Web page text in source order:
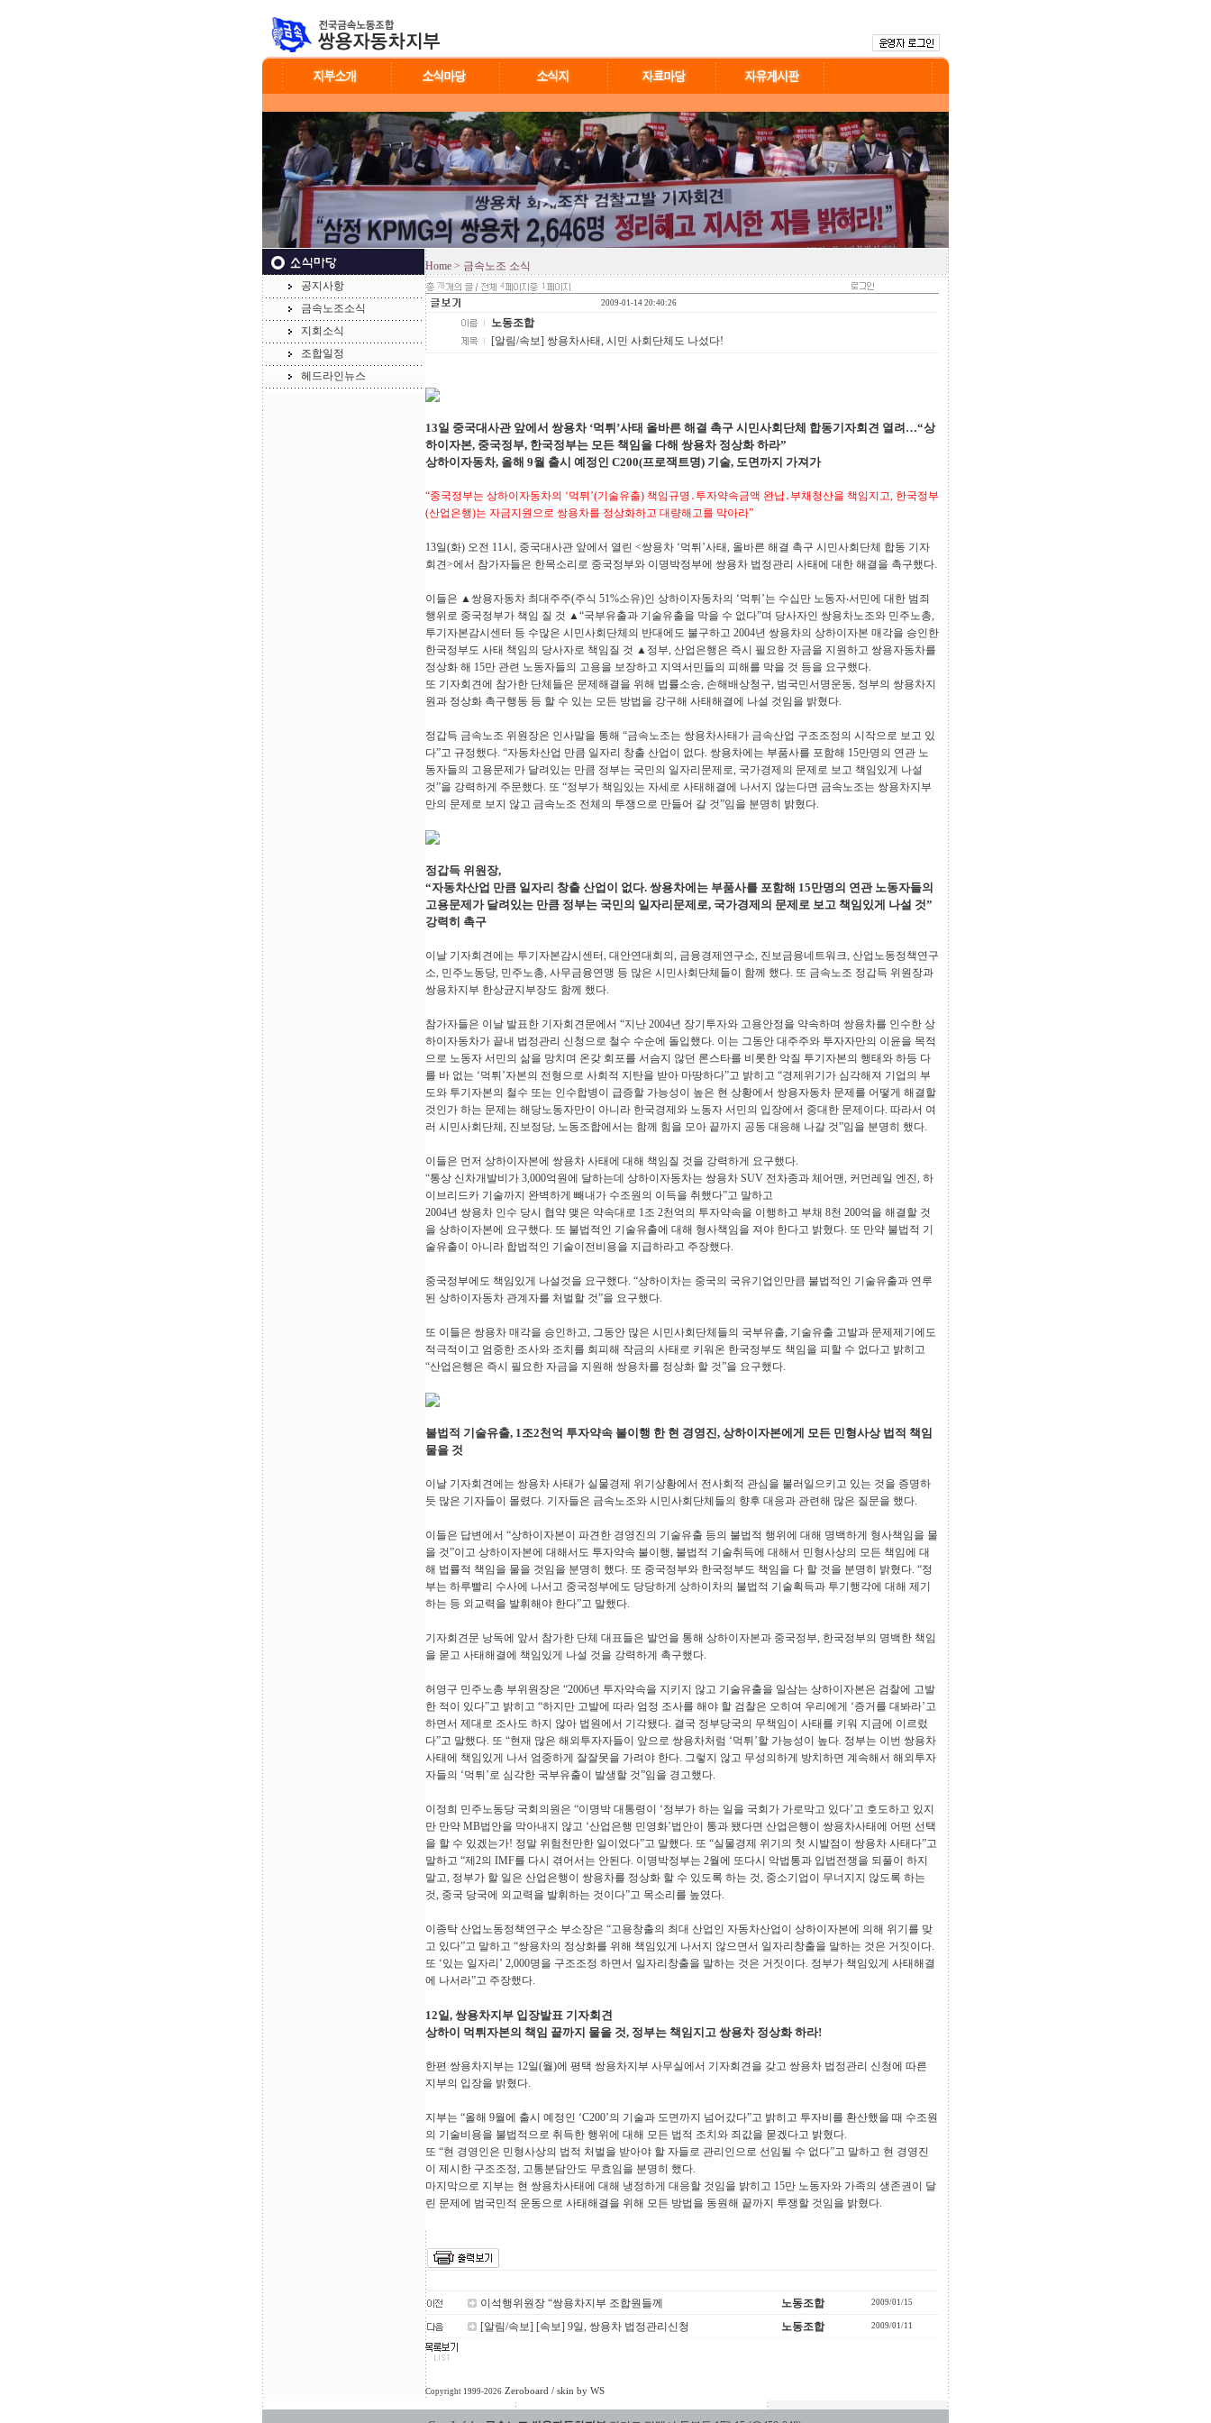
공지사항
금속노조소식
지회소식
조합일정
헤드라인뉴스
Home > 금속노조 소식
78 4
1
2009-01-14 20:40:26
노동조합
[알림/속보] 쌍용차사태, 시민 사회단체도 나섰다!
13일 중국대사관 앞에서 쌍용차 ‘먹튀’사태 올바른 해결 촉구 시민사회단체 합동기자회견 열려…“상
하이자본, 중국정부, 한국정부는 모든 책임을 다해 쌍용차 정상화 하라”
상하이자동차, 올해 9월 출시 예정인 C200(프로잭트명) 기술, 도면까지 가져가
“중국정부는 상하이자동차의 ‘먹튀’(기술유출) 책임규명․투자약속금액 완납․부채청산을 책임지고, 한국정부
(산업은행)는 자금지원으로 쌍용차를 정상화하고 대량해고를 막아라”
13일(화) 오전 11시, 중국대사관 앞에서 열린 <쌍용차 ‘먹튀’사태, 올바른 해결 촉구 시민사회단체 합동 기자
회견>에서 참가자들은 한목소리로 중국정부와 이명박정부에 쌍용차 법정관리 사태에 대한 해결을 촉구했다.
이들은 ▲쌍용자동차 최대주주(주식 51%소유)인 상하이자동차의 ‘먹튀’는 수십만 노동자‧서민에 대한 범죄
행위로 중국정부가 책임 질 것 ▲“국부유출과 기술유출을 막을 수 없다”며 당사자인 쌍용차노조와 민주노총,
투기자본감시센터 등 수많은 시민사회단체의 반대에도 불구하고 2004년 쌍용차의 상하이자본 매각을 승인한
한국정부도 사태 책임의 당사자로 책임질 것 ▲정부, 산업은행은 즉시 필요한 자금을 지원하고 쌍용자동차를
정상화 해 15만 관련 노동자들의 고용을 보장하고 지역서민들의 피해를 막을 것 등을 요구했다.
또 기자회견에 참가한 단체들은 문제해결을 위해 법률소송, 손해배상청구, 범국민서명운동, 정부의 쌍용차지
원과 정상화 촉구행동 등 할 수 있는 모든 방법을 강구해 사태해결에 나설 것임을 밝혔다.
정갑득 금속노조 위원장은 인사말을 통해 “금속노조는 쌍용차사태가 금속산업 구조조정의 시작으로 보고 있
다”고 규정했다. “자동차산업 만큼 일자리 창출 산업이 없다. 쌍용차에는 부품사를 포함해 15만명의 연관 노
동자들의 고용문제가 달려있는 만큼 정부는 국민의 일자리문제로, 국가경제의 문제로 보고 책임있게 나설
것”을 강력하게 주문했다. 또 “정부가 책임있는 자세로 사태해결에 나서지 않는다면 금속노조는 쌍용차지부
만의 문제로 보지 않고 금속노조 전체의 투쟁으로 만들어 갈 것”임을 분명히 밝혔다.
정갑득 위원장,
“자동차산업 만큼 일자리 창출 산업이 없다. 쌍용차에는 부품사를 포함해 15만명의 연관 노동자들의
고용문제가 달려있는 만큼 정부는 국민의 일자리문제로, 국가경제의 문제로 보고 책임있게 나설 것”
강력히 촉구
이날 기자회견에는 투기자본감시센터, 대안연대회의, 금융경제연구소, 진보금융네트워크, 산업노동정책연구
소, 민주노동당, 민주노총, 사무금융연맹 등 많은 시민사회단체들이 함께 했다. 또 금속노조 정갑득 위원장과
쌍용차지부 한상균지부장도 함께 했다.
참가자들은 이날 발표한 기자회견문에서 “지난 2004년 장기투자와 고용안정을 약속하며 쌍용차를 인수한 상
하이자동차가 끝내 법정관리 신청으로 철수 수순에 돌입했다. 이는 그동안 대주주와 투자자만의 이윤을 목적
으로 노동자 서민의 삶을 망치며 온갖 회포를 서슴지 않던 론스타를 비롯한 악질 투기자본의 행태와 하등 다
를 바 없는 ‘먹튀’자본의 전형으로 사회적 지탄을 받아 마땅하다”고 밝히고 “경제위기가 심각해져 기업의 부
도와 투기자본의 철수 또는 인수합병이 급증할 가능성이 높은 현 상황에서 쌍용자동차 문제를 어떻게 해결할
것인가 하는 문제는 해당노동자만이 아니라 한국경제와 노동자 서민의 입장에서 중대한 문제이다. 따라서 여
러 시민사회단체, 진보정당, 노동조합에서는 함께 힘을 모아 끝까지 공동 대응해 나갈 것”임을 분명히 했다.
이들은 먼저 상하이자본에 쌍용차 사태에 대해 책임질 것을 강력하게 요구했다.
“통상 신차개발비가 3,000억원에 달하는데 상하이자동차는 쌍용차 SUV 전차종과 체어맨, 커먼레일 엔진, 하
이브리드카 기술까지 완벽하게 빼내가 수조원의 이득을 취했다”고 말하고
2004년 쌍용차 인수 당시 협약 맺은 약속대로 1조 2천억의 투자약속을 이행하고 부채 8천 200억을 해결할 것
을 상하이자본에 요구했다. 또 불법적인 기술유출에 대해 형사책임을 져야 한다고 밝혔다. 또 만약 불법적 기
술유출이 아니라 합법적인 기술이전비용을 지급하라고 주장했다.
중국정부에도 책임있게 나설것을 요구했다. “상하이차는 중국의 국유기업인만큼 불법적인 기술유출과 연루
된 상하이자동차 관계자를 처벌할 것”을 요구했다.
또 이들은 쌍용차 매각을 승인하고, 그동안 많은 시민사회단체들의 국부유출, 기술유출 고발과 문제제기에도
적극적이고 엄중한 조사와 조치를 회피해 작금의 사태로 키워온 한국정부도 책임을 피할 수 없다고 밝히고
“산업은행은 즉시 필요한 자금을 지원해 쌍용차를 정상화 할 것”을 요구했다.
불법적 기술유출, 1조2천억 투자약속 불이행 한 현 경영진, 상하이자본에게 모든 민형사상 법적 책임
물을 것
이날 기자회견에는 쌍용차 사태가 실물경제 위기상황에서 전사회적 관심을 불러일으키고 있는 것을 증명하
듯 많은 기자들이 몰렸다. 기자들은 금속노조와 시민사회단체들의 향후 대응과 관련해 많은 질문을 했다.
이들은 답변에서 “상하이자본이 파견한 경영진의 기술유출 등의 불법적 행위에 대해 명백하게 형사책임을 물
을 것”이고 상하이자본에 대해서도 투자약속 불이행, 불법적 기술취득에 대해서 민형사상의 모든 책임에 대
해 법률적 책임을 물을 것임을 분명히 했다. 또 중국정부와 한국정부도 책임을 다 할 것을 분명히 밝혔다. “정
부는 하루빨리 수사에 나서고 중국정부에도 당당하게 상하이차의 불법적 기술획득과 투기행각에 대해 제기
하는 등 외교력을 발휘해야 한다”고 말했다.
기자회견문 낭독에 앞서 참가한 단체 대표들은 발언을 통해 상하이자본과 중국정부, 한국정부의 명백한 책임
을 묻고 사태해결에 책임있게 나설 것을 강력하게 촉구했다.
허영구 민주노총 부위원장은 “2006년 투자약속을 지키지 않고 기술유출을 일삼는 상하이자본은 검찰에 고발
한 적이 있다”고 밝히고 “하지만 고발에 따라 엄정 조사를 해야 할 검찰은 오히여 우리에게 ‘증거를 대봐라’고
하면서 제대로 조사도 하지 않아 법원에서 기각됐다. 결국 정부당국의 무책임이 사태를 키워 지금에 이르렀
다”고 말했다. 또 “현재 많은 해외투자자들이 앞으로 쌍용차처럼 ‘먹튀’할 가능성이 높다. 정부는 이번 쌍용차
사태에 책임있게 나서 엄중하게 잘잘못을 가려야 한다. 그렇지 않고 무성의하게 방치하면 계속해서 해외투자
자들의 ‘먹튀’로 심각한 국부유출이 발생할 것”임을 경고했다.
이정희 민주노동당 국회의원은 “이명박 대통령이 ‘정부가 하는 일을 국회가 가로막고 있다’고 호도하고 있지
만 만약 MB법안을 막아내지 않고 ‘산업은행 민영화’법안이 통과 됐다면 산업은행이 쌍용차사태에 어떤 선택
을 할 수 있겠는가! 정말 위험천만한 일이었다”고 말했다. 또 “실물경제 위기의 첫 시발점이 쌍용차 사태다”고
말하고 “제2의 IMF를 다시 겪어서는 안된다. 이명박정부는 2월에 또다시 악법통과 입법전쟁을 되풀이 하지
말고, 정부가 할 일은 산업은행이 쌍용차를 정상화 할 수 있도록 하는 것, 중소기업이 무너지지 않도록 하는
것, 중국 당국에 외교력을 발휘하는 것이다”고 목소리를 높였다.
이종탁 산업노동정책연구소 부소장은 “고용창출의 최대 산업인 자동차산업이 상하이자본에 의해 위기를 맞
고 있다”고 말하고 “쌍용차의 정상화를 위해 책임있게 나서지 않으면서 일자리창출을 말하는 것은 거짓이다.
또 ‘있는 일자리’ 2,000명을 구조조정 하면서 일자리창출을 말하는 것은 거짓이다. 정부가 책임있게 사태해결
에 나서라”고 주장했다.
12일, 쌍용차지부 입장발표 기자회견
상하이 먹튀자본의 책임 끝까지 물을 것, 정부는 책임지고 쌍용차 정상화 하라!
한편 쌍용차지부는 12일(월)에 평택 쌍용차지부 사무실에서 기자회견을 갖고 쌍용차 법정관리 신청에 따른
지부의 입장을 밝혔다.
지부는 “올해 9월에 출시 예정인 ‘C200’의 기술과 도면까지 넘어갔다”고 밝히고 투자비를 환산했을 때 수조원
의 기술비용을 불법적으로 취득한 행위에 대해 모든 법적 조치와 죄값을 묻겠다고 밝혔다.
또 “현 경영인은 민형사상의 법적 처벌을 받아야 할 자들로 관리인으로 선임될 수 없다”고 말하고 현 경영진
이 제시한 구조조정, 고통분담안도 무효임을 분명히 했다.
마지막으로 지부는 현 쌍용차사태에 대해 냉정하게 대응할 것임을 밝히고 15만 노동자와 가족의 생존권이 달
린 문제에 범국민적 운동으로 사태해결을 위해 모든 방법을 동원해 끝까지 투쟁할 것임을 밝혔다.
이석행위원장 “쌍용차지부 조합원들께 노동조합 2009/01/15
[알림/속보] [속보] 9일, 쌍용차 법정관리신청 노동조합 2009/01/11
Copyright 1999-2026 Zeroboard / skin by WS